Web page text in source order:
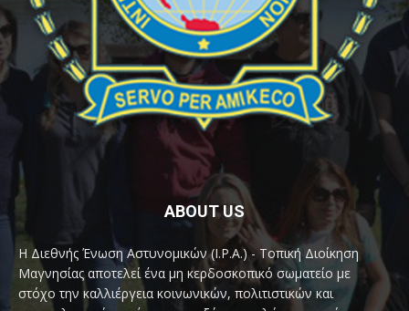
ABOUT US
Η Διεθνής Ένωση Αστυνομικών (I.P.A.) - Τοπική Διοίκηση
Μαγνησίας αποτελεί ένα μη κερδοσκοπικό σωματείο με
στόχο την καλλιέργεια κοινωνικών, πολιτιστικών και